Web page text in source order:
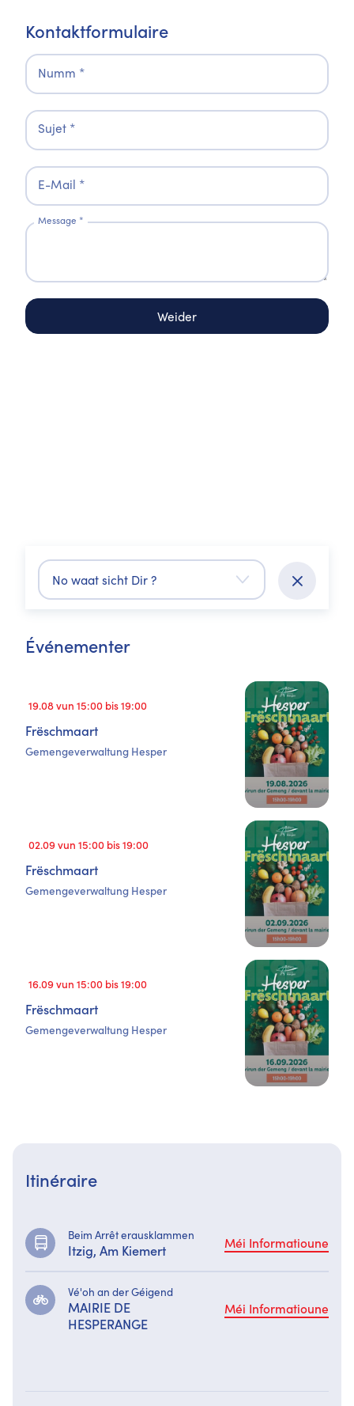
Kontaktformulaire
Numm *
Sujet *
E-Mail *
Message *
Weider
No waat sicht Dir ?
Événementer
19.08 vun 15:00 bis 19:00
Frëschmaart
Gemengeverwaltung Hesper
02.09 vun 15:00 bis 19:00
Frëschmaart
Gemengeverwaltung Hesper
16.09 vun 15:00 bis 19:00
Frëschmaart
Gemengeverwaltung Hesper
Itinéraire
Beim Arrêt erausklammen
Itzig, Am Kiemert Méi Informatioune
Vé'oh an der Géigend
MAIRIE DE
HESPERANGE
Méi Informatioune